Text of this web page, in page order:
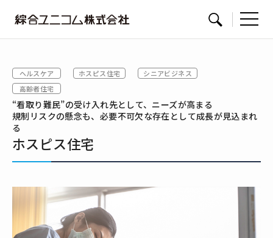
ニ
コ
ム
ホスピス住宅
“看取り難民”の受け入れ先として、ニーズが高まる
規制リスクの懸念も、必要不可欠な存在として成長が見込まれ
る
ヘルスケア ホスピス住宅
シニアビジネス
高齢者住宅